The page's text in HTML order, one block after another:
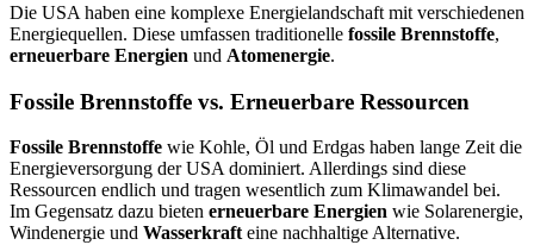
Die USA haben eine komplexe Energielandschaft mit verschiedenen
Energiequellen. Diese umfassen traditionelle fossile Brennstoffe,
erneuerbare Energien und Atomenergie.
Fossile Brennstoffe vs. Erneuerbare Ressourcen
Fossile Brennstoffe wie Kohle, Öl und Erdgas haben lange Zeit die
Energieversorgung der USA dominiert. Allerdings sind diese
Ressourcen endlich und tragen wesentlich zum Klimawandel bei.
Im Gegensatz dazu bieten erneuerbare Energien wie Solarenergie,
Windenergie und Wasserkraft eine nachhaltige Alternative.